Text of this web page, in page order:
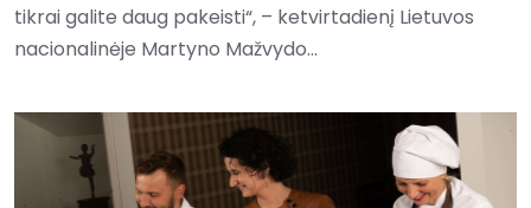
tikrai galite daug pakeisti“, – ketvirtadienį Lietuvos
nacionalinėje Martyno Mažvydo...